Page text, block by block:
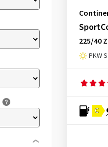
225/40
PKW
C